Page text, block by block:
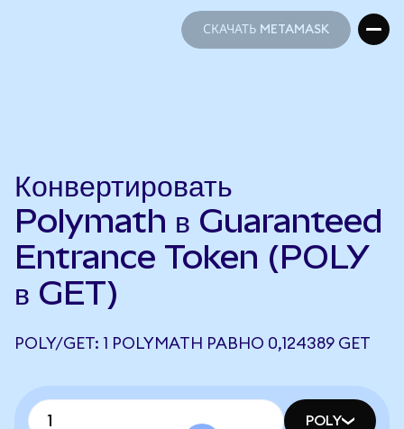
СКАЧАТЬ METAMASK
Конвертировать
Polymath в Guaranteed
Entrance Token (POLY
в GET)
POLY/GET: 1 POLYMATH РАВНО 0,124389 GET
POLY